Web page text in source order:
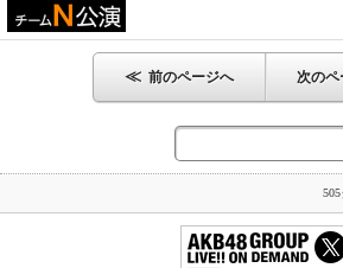
≪ 前のページへ 次の